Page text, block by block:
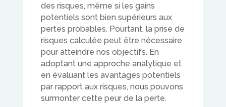
des risques, même si les gains
potentiels sont bien supérieurs aux
pertes probables. Pourtant, la prise de
risques calculée peut être nécessaire
pour atteindre nos objectifs. En
adoptant une approche analytique et
en évaluant les avantages potentiels
par rapport aux risques, nous pouvons
surmonter cette peur de la perte.